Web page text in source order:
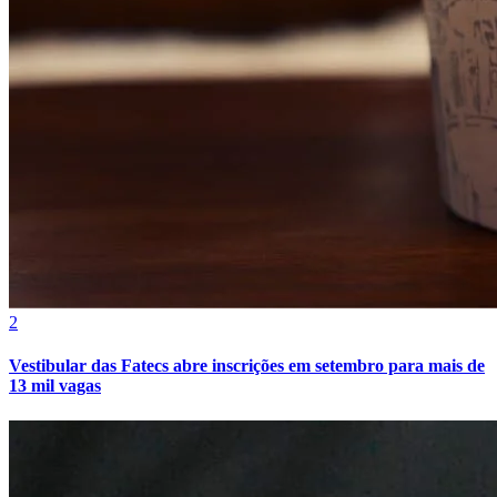
2
Vestibular das Fatecs abre inscrições em setembro para mais de
13 mil vagas